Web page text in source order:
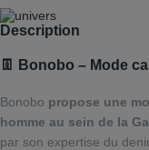
Description
👖 Bonobo – Mode
Bonobo propose une
homme au sein de la
par son expertise du